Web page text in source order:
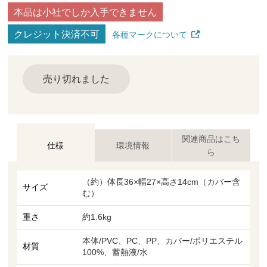
本品は小社でしか入手できません
クレジット決済不可 各種マークについて
売り切れました
仕様 環境情報
関連商品はこち
ら
サイズ
（約）体長36×幅27×高さ14cm（カバー含
む）
重さ 約1.6kg
材質
本体/PVC、PC、PP、カバー/ポリエステル
100%、蓄熱液/水